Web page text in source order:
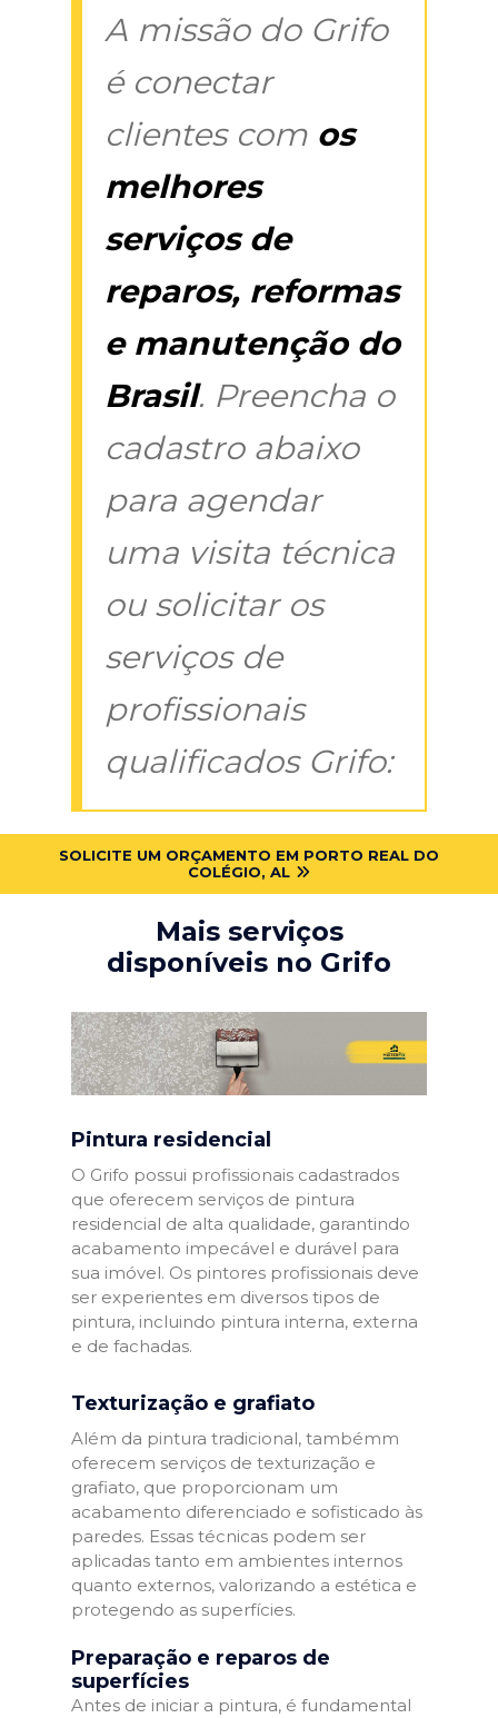
A missão do Grifo
é conectar
clientes com os
melhores
serviços de
reparos, reformas
e manutenção do
Brasil. Preencha o
cadastro abaixo
para agendar
uma visita técnica
ou solicitar os
serviços de
profissionais
qualificados Grifo:
SOLICITE UM ORÇAMENTO EM PORTO REAL DO
COLÉGIO, AL
Mais serviços
disponíveis no Grifo
Pintura residencial
O Grifo possui profissionais cadastrados
que oferecem serviços de pintura
residencial de alta qualidade, garantindo
acabamento impecável e durável para
sua imóvel. Os pintores profissionais deve
ser experientes em diversos tipos de
pintura, incluindo pintura interna, externa
e de fachadas.
Texturização e grafiato
Além da pintura tradicional, tambémm
oferecem serviços de texturização e
grafiato, que proporcionam um
acabamento diferenciado e sofisticado às
paredes. Essas técnicas podem ser
aplicadas tanto em ambientes internos
quanto externos, valorizando a estética e
protegendo as superfícies.
Preparação e reparos de
superfícies
Antes de iniciar a pintura, é fundamental